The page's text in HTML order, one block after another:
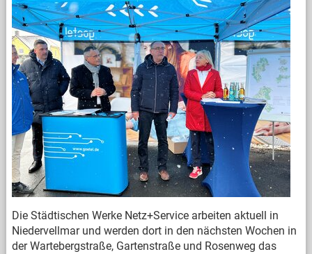
Die Städtischen Werke Netz+Service arbeiten aktuell in
Niedervellmar und werden dort in den nächsten Wochen in
der Wartebergstraße, Gartenstraße und Rosenweg das